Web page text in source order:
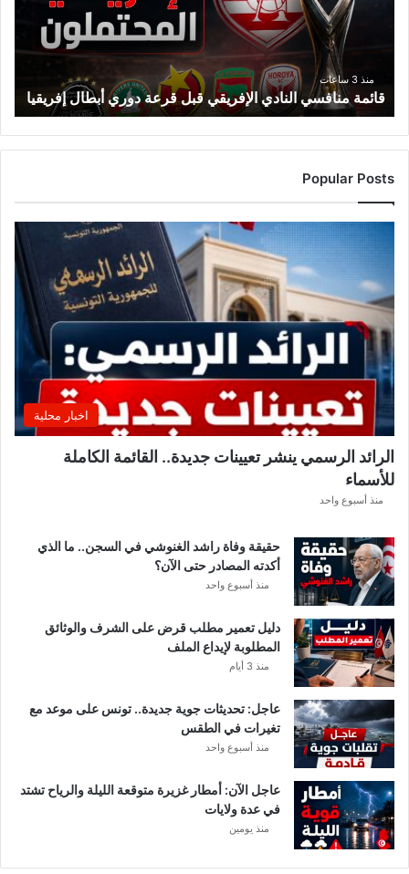
إفريقيا
منذ 3 ساعات
قائمة منافسي النادي الإفريقي قبل قرعة دوري أبطال إفريقيا
Popular Posts
اخبار محلية
الرائد الرسمي ينشر تعيينات جديدة.. القائمة الكاملة
للأسماء
منذ أسبوع واحد
حقيقة وفاة راشد الغنوشي في السجن.. ما الذي
أكدته المصادر حتى الآن؟
منذ أسبوع واحد
دليل تعمير مطلب قرض على الشرف والوثائق
المطلوبة لإيداع الملف
منذ 3 أيام
عاجل: تحديثات جوية جديدة.. تونس على موعد مع
تغيرات في الطقس
منذ أسبوع واحد
عاجل الآن: أمطار غزيرة متوقعة الليلة والرياح تشتد
في عدة ولايات
منذ يومين